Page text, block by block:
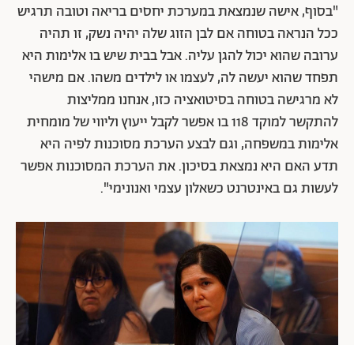
"בסוף, אישה שנמצאת במערכת יחסים בריאה וטובה תרגיש
ככל הנראה בטוחה אם לבן הזוג שלה יהיה נשק, זו תהיה
ערובה שהוא יכול להגן עליה. אבל בבית שיש בו אלימות היא
תפחד שהוא יעשה לה, לעצמו או לילדים משהו. אם מישהי
לא מרגישה בטוחה בסיטואציה כזו, אנחנו ממליצות
להתקשר למוקד 118 בו אפשר לקבל ייעוץ וליווי של מומחית
אלימות במשפחה, וגם לבצע הערכת מסוכנות לפיה היא
תדע האם היא נמצאת בסיכון. את הערכת המסוכנות אפשר
לעשות גם באינטרנט כשאלון עצמי ואנונימי".